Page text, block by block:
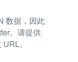
数据，因此
。请提供
。